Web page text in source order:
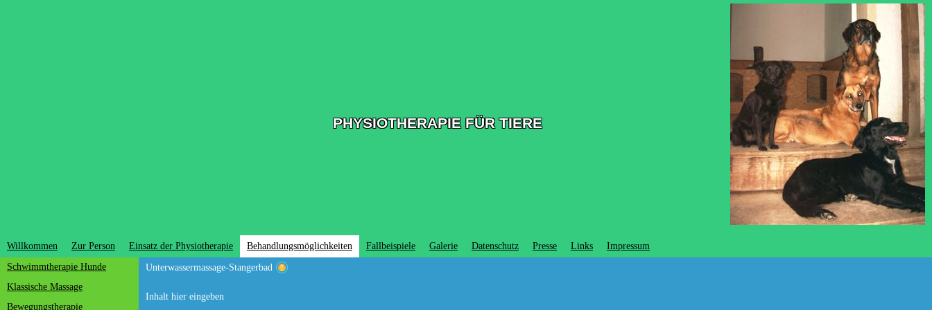
PHYSIOTHERAPIE FÜR TIERE
Willkommen Zur Person Einsatz der Physiotherapie Behandlungsmöglichkeiten Fallbeispiele Galerie Datenschutz Presse Links
Impressum
Schwimmtherapie Hunde
Klassische Massage
Bewegungstherapie
Unterwassermassage-Stangerbad
Inhalt hier eingeben